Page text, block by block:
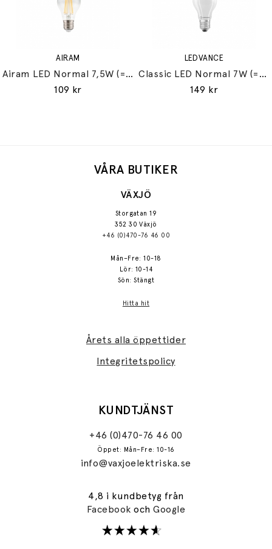
AIRAM
Airam LED Normal 7,5W (=60W) E27
109 kr
LEDVANCE
Classic LED Normal 7W (=60W) E27
149 kr
VÅRA BUTIKER
VÄXJÖ
Storgatan 19
352 30 Växjö
+46 (0)470-76 46 00
Mån–Fre: 10-18
Lör: 10-14
Sön: Stängt
Hitta hit
Årets alla öppettider
Integritetspolicy
KUNDTJÄNST
+46 (0)470-76 46 00
Öppet: Mån–Fre: 10-16
info@vaxjoelektriska.se
4,8 i kundbetyg från
FacebookochGoogle